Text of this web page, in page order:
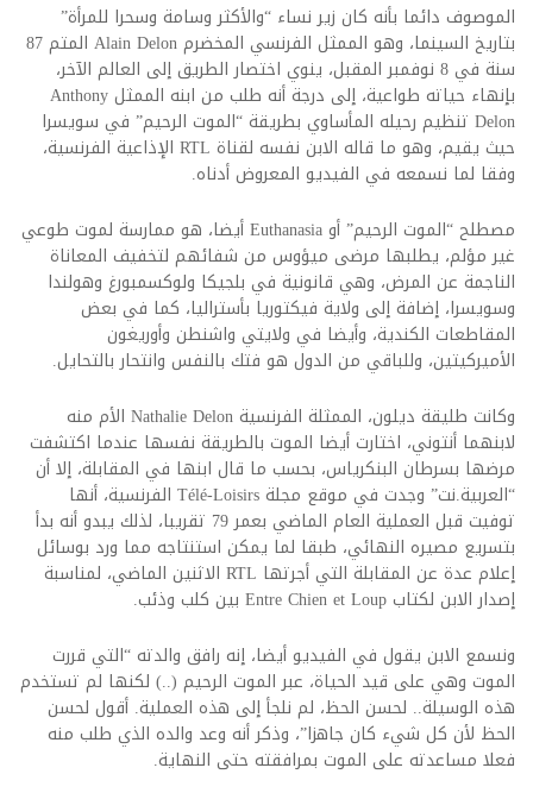
الموصوف دائما بأنه كان زير نساء “والأكثر وسامة وسحرا للمرأة”
بتاريخ السينما، وهو الممثل الفرنسي المخضرم Alain Delon المتم 87
سنة في 8 نوفمبر المقبل، ينوي اختصار الطريق إلى العالم الآخر،
بإنهاء حياته طواعية، إلى درجة أنه طلب من ابنه الممثل Anthony
Delon تنظيم رحيله المأساوي بطريقة “الموت الرحيم” في سويسرا
حيث يقيم، وهو ما قاله الابن نفسه لقناة RTL الإذاعية الفرنسية،
وفقا لما نسمعه في الفيديو المعروض أدناه.
مصطلح “الموت الرحيم” أو Euthanasia أيضا، هو ممارسة لموت طوعي
غير مؤلم، يطلبها مرضى ميؤوس من شفائهم لتخفيف المعاناة
الناجمة عن المرض، وهي قانونية في بلجيكا ولوكسمبورغ وهولندا
وسويسرا، إضافة إلى ولاية فيكتوريا بأستراليا، كما في بعض
المقاطعات الكندية، وأيضا في ولايتي واشنطن وأوريغون
الأميركيتين، وللباقي من الدول هو فتك بالنفس وانتحار بالتحايل.
وكانت طليقة ديلون، الممثلة الفرنسية Nathalie Delon الأم منه
لابنهما أنتوني، اختارت أيضا الموت بالطريقة نفسها عندما اكتشفت
مرضها بسرطان البنكرياس، بحسب ما قال ابنها في المقابلة، إلا أن
“العربية.نت” وجدت في موقع مجلة Télé-Loisirs الفرنسية، أنها
توفيت قبل العملية العام الماضي بعمر 79 تقريبا، لذلك يبدو أنه بدأ
بتسريع مصيره النهائي، طبقا لما يمكن استنتاجه مما ورد بوسائل
إعلام عدة عن المقابلة التي أجرتها RTL الاثنين الماضي، لمناسبة
إصدار الابن لكتاب Entre Chien et Loup بين كلب وذئب.
ونسمع الابن يقول في الفيديو أيضا، إنه رافق والدته “التي قررت
الموت وهي على قيد الحياة، عبر الموت الرحيم (..) لكنها لم تستخدم
هذه الوسيلة.. لحسن الحظ، لم نلجأ إلى هذه العملية. أقول لحسن
الحظ لأن كل شيء كان جاهزا”، وذكر أنه وعد والده الذي طلب منه
فعلا مساعدته على الموت بمرافقته حتى النهاية.